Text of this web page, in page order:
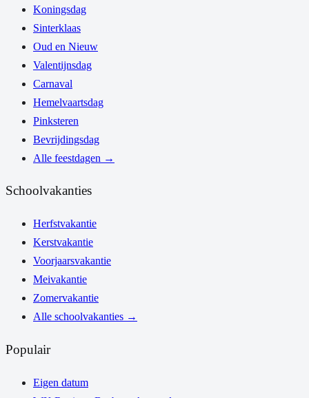
Koningsdag
Sinterklaas
Oud en Nieuw
Valentijnsdag
Carnaval
Hemelvaartsdag
Pinksteren
Bevrijdingsdag
Alle feestdagen →
Schoolvakanties
Herfstvakantie
Kerstvakantie
Voorjaarsvakantie
Meivakantie
Zomervakantie
Alle schoolvakanties →
Populair
Eigen datum